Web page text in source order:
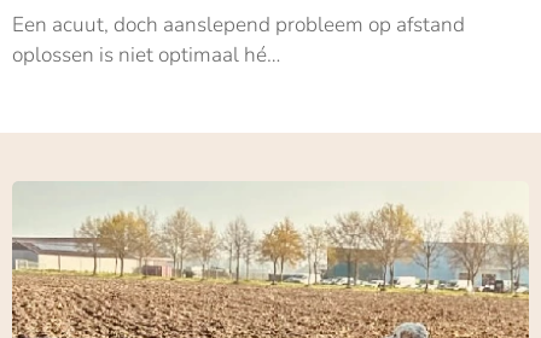
Een acuut, doch aanslepend probleem op afstand
oplossen is niet optimaal hé…